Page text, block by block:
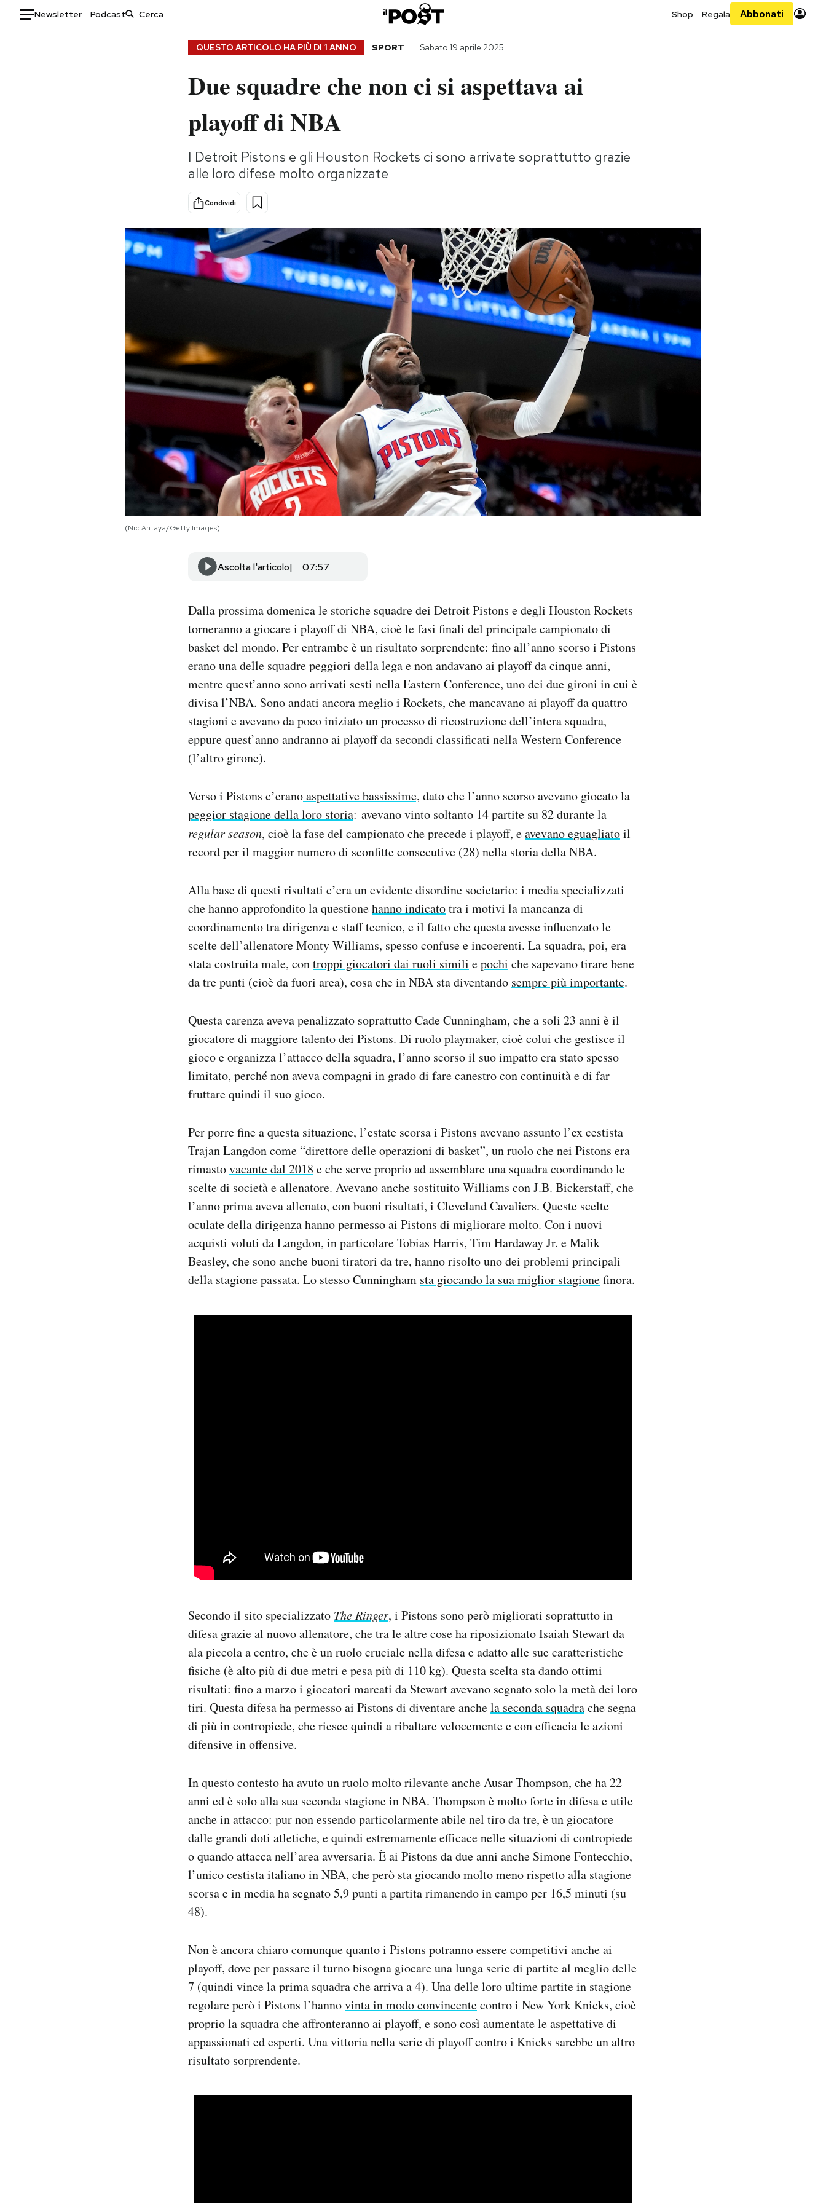
Newsletter Podcast Shop Regala Abbonati
Consumismi
Storie/Idee
Ok Boomer!
Altrecose
Mondiali calcio 2026
QUESTO ARTICOLO HA PIÙ DI 1 ANNO SPORT Sabato 19 aprile 2025
Due squadre che non ci si aspettava ai
playoff di NBA
I Detroit Pistons e gli Houston Rockets ci sono arrivate soprattutto grazie
alle loro difese molto organizzate
Condividi
(Nic Antaya/Getty Images)
Ascolta l'articolo 07:57
Dalla prossima domenica le storiche squadre dei Detroit Pistons e degli Houston Rockets
torneranno a giocare i playoff di NBA, cioè le fasi finali del principale campionato di
basket del mondo. Per entrambe è un risultato sorprendente: fino all’anno scorso i Pistons
erano una delle squadre peggiori della lega e non andavano ai playoff da cinque anni,
mentre quest’anno sono arrivati sesti nella Eastern Conference, uno dei due gironi in cui è
divisa l’NBA. Sono andati ancora meglio i Rockets, che mancavano ai playoff da quattro
stagioni e avevano da poco iniziato un processo di ricostruzione dell’intera squadra,
eppure quest’anno andranno ai playoff da secondi classificati nella Western Conference
(l’altro girone).
Verso i Pistons c’eranoaspettative bassissime, dato che l’anno scorso avevano giocato la
peggior stagione della loro storia: avevano vinto soltanto 14 partite su 82 durante la
regular season, cioè la fase del campionato che precede i playoff, eavevano eguagliatoil
record per il maggior numero di sconfitte consecutive (28) nella storia della NBA.
Alla base di questi risultati c’era un evidente disordine societario: i media specializzati
che hanno approfondito la questionehanno indicatotra i motivi la mancanza di
coordinamento tra dirigenza e staff tecnico, e il fatto che questa avesse influenzato le
scelte dell’allenatore Monty Williams, spesso confuse e incoerenti. La squadra, poi, era
stata costruita male, controppi giocatori dai ruoli simili epochi che sapevano tirare bene
da tre punti (cioè da fuori area), cosa che in NBA sta diventando sempre più importante.
Questa carenza aveva penalizzato soprattutto Cade Cunningham, che a soli 23 anni è il
giocatore di maggiore talento dei Pistons. Di ruolo playmaker, cioè colui che gestisce il
gioco e organizza l’attacco della squadra, l’anno scorso il suo impatto era stato spesso
limitato, perché non aveva compagni in grado di fare canestro con continuità e di far
fruttare quindi il suo gioco.
Per porre fine a questa situazione, l’estate scorsa i Pistons avevano assunto l’ex cestista
Trajan Langdon come “direttore delle operazioni di basket”, un ruolo che nei Pistons era
rimastovacante dal 2018 e che serve proprio ad assemblare una squadra coordinando le
scelte di società e allenatore. Avevano anche sostituito Williams con J.B. Bickerstaff, che
l’anno prima aveva allenato, con buoni risultati, i Cleveland Cavaliers. Queste scelte
oculate della dirigenza hanno permesso ai Pistons di migliorare molto. Con i nuovi
acquisti voluti da Langdon, in particolare Tobias Harris, Tim Hardaway Jr. e Malik
Beasley, che sono anche buoni tiratori da tre, hanno risolto uno dei problemi principali
della stagione passata. Lo stesso Cunningham sta giocando la sua miglior stagionefinora.
Secondo il sito specializzato The Ringer, i Pistons sono però migliorati soprattutto in
difesa grazie al nuovo allenatore, che tra le altre cose ha riposizionato Isaiah Stewart da
ala piccola a centro, che è un ruolo cruciale nella difesa e adatto alle sue caratteristiche
fisiche (è alto più di due metri e pesa più di 110 kg). Questa scelta sta dando ottimi
risultati: fino a marzo i giocatori marcati da Stewart avevano segnato solo la metà dei loro
tiri. Questa difesa ha permesso ai Pistons di diventare anchela seconda squadrache segna
di più in contropiede, che riesce quindi a ribaltare velocemente e con efficacia le azioni
difensive in offensive.
In questo contesto ha avuto un ruolo molto rilevante anche Ausar Thompson, che ha 22
anni ed è solo alla sua seconda stagione in NBA. Thompson è molto forte in difesa e utile
anche in attacco: pur non essendo particolarmente abile nel tiro da tre, è un giocatore
dalle grandi doti atletiche, e quindi estremamente efficace nelle situazioni di contropiede
o quando attacca nell’area avversaria. È ai Pistons da due anni anche Simone Fontecchio,
l’unico cestista italiano in NBA, che però sta giocando molto meno rispetto alla stagione
scorsa e in media ha segnato 5,9 punti a partita rimanendo in campo per 16,5 minuti (su
48).
Non è ancora chiaro comunque quanto i Pistons potranno essere competitivi anche ai
playoff, dove per passare il turno bisogna giocare una lunga serie di partite al meglio delle
7 (quindi vince la prima squadra che arriva a 4). Una delle loro ultime partite in stagione
regolare però i Pistons l’hannovinta in modo convincentecontro i New York Knicks, cioè
proprio la squadra che affronteranno ai playoff, e sono così aumentate le aspettative di
appassionati ed esperti. Una vittoria nella serie di playoff contro i Knicks sarebbe un altro
risultato sorprendente.